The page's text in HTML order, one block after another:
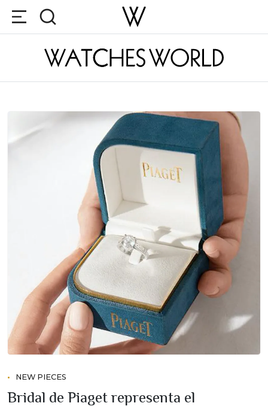
NEW PIECES
Bridal de Piaget representa el